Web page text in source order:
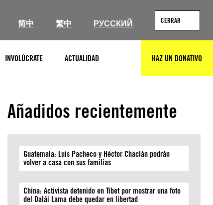
简中 繁中 РУССКИЙ CERRAR
INVOLÚCRATE ACTUALIDAD HAZ UN DONATIVO
Añadidos recientemente
Guatemala: Luis Pacheco y Héctor Chaclán podrán
volver a casa con sus familias
China: Activista detenido en Tíbet por mostrar una foto
del Dalái Lama debe quedar en libertad